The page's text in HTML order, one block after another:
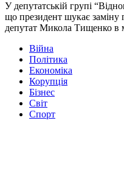
У депутатській групі
що президент шукає
депутат Микола Тищенко в
Війна
Політика
Економіка
Корупція
Бізнес
Світ
Спорт